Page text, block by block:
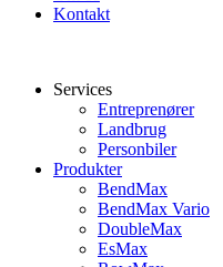
Kontakt
Services
Entreprenører
Landbrug
Personbiler
Produkter
BendMax
BendMax Vario
DoubleMax
EsMax